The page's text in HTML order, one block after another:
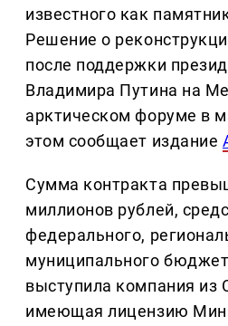
известного как
Решение о
после поддержки
Владимира Путина на
арктическом форуме в
этом сообщает издание
Сумма контракта
миллионов рублей,
федерального,
муниципального
выступила компания из
имеющая лицензию